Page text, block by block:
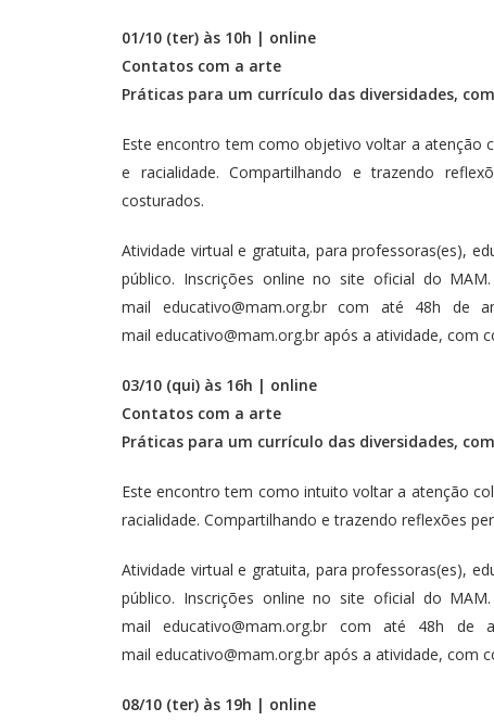
01/10 (ter) às 10h | online
Contatos com a arte
Práticas para um currículo das diversidades,
Este encontro tem como objetivo voltar a atenção
e racialidade. Compartilhando e trazendo
costurados.
Atividade virtual e gratuita, para professoras(es),
público. Inscrições online no site oficial do
mail educativo@mam.org.brcom até 48h de
mail educativo@mam.org.br após a atividade, com
03/10 (qui) às 16h | online
Contatos com a arte
Práticas para um currículo das diversidades,
Este encontro tem como intuito voltar a atenção
racialidade. Compartilhando e trazendo reflexões
Atividade virtual e gratuita, para professoras(es),
público. Inscrições online no site oficial do
maileducativo@mam.org.br com até 48h de
mail educativo@mam.org.br após a atividade, com
08/10 (ter) às 19h | online